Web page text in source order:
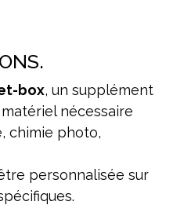
box, un supplément
nécessaire
chimie photo,
personnalisée sur